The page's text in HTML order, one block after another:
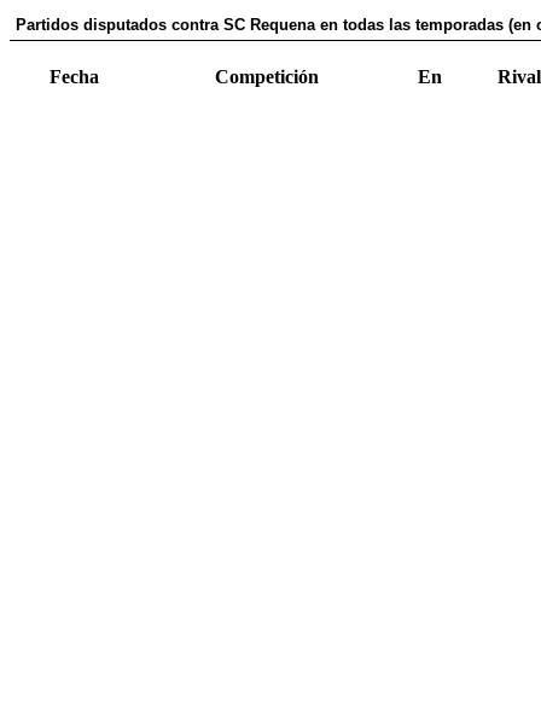
Partidos disputados contra SC Requena en todas las temporadas (en
Fecha Competición En Rival